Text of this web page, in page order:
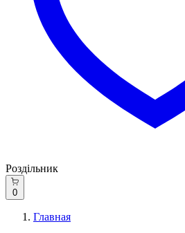
Роздільник
0
Главная